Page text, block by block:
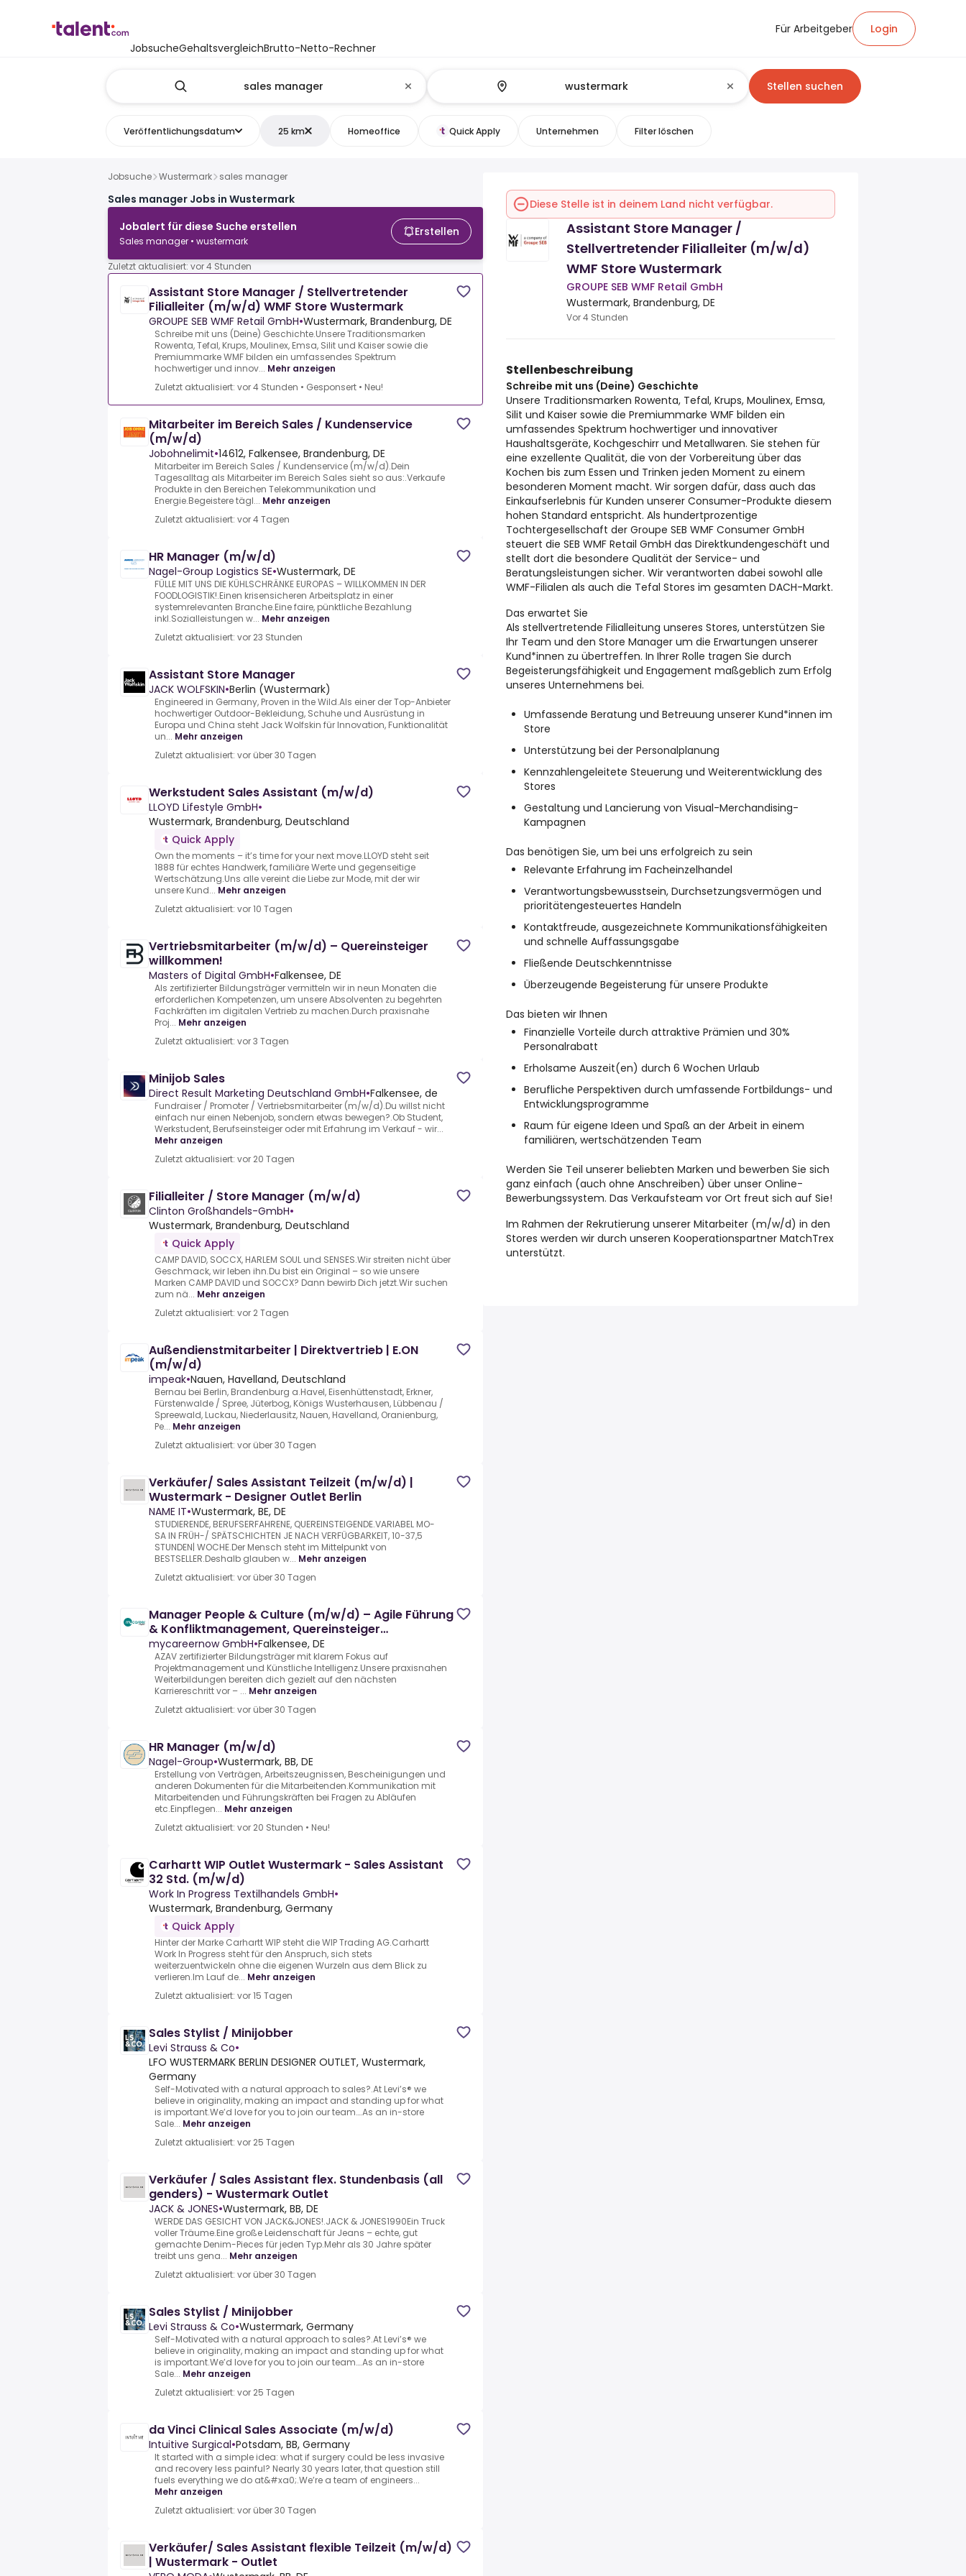
JobsucheGehaltsvergleichBrutto-Netto-Rechner
Für Arbeitgeber Login
Stellen suchen
Veröffentlichungsdatum 25 km Homeoffice Quick Apply Unternehmen Filter löschen
Jobsuche Wustermark sales manager
Sales manager Jobs in Wustermark
Jobalert für diese Suche erstellen
Sales manager • wustermark
Erstellen
Zuletzt aktualisiert: vor 4 Stunden
Assistant Store Manager / Stellvertretender
Filialleiter (m/w/d) WMF Store Wustermark
GROUPE SEB WMF Retail GmbH•Wustermark, Brandenburg, DE
Schreibe mit uns (Deine) Geschichte.Unsere Traditionsmarken
Rowenta, Tefal, Krups, Moulinex, Emsa, Silit und Kaiser sowie die
Premiummarke WMF bilden ein umfassendes Spektrum
hochwertiger und innov... Mehr anzeigen
Zuletzt aktualisiert: vor 4 Stunden • Gesponsert • Neu!
Mitarbeiter im Bereich Sales / Kundenservice
(m/w/d)
Jobohnelimit•14612, Falkensee, Brandenburg, DE
Mitarbeiter im Bereich Sales / Kundenservice (m/w/d).Dein
Tagesalltag als Mitarbeiter im Bereich Sales sieht so aus:.Verkaufe
Produkte in den Bereichen Telekommunikation und
Energie.Begeistere tägl... Mehr anzeigen
Zuletzt aktualisiert: vor 4 Tagen
HR Manager (m/w/d)
Nagel-Group Logistics SE•Wustermark, DE
FÜLLE MIT UNS DIE KÜHLSCHRÄNKE EUROPAS – WILLKOMMEN IN DER
FOODLOGISTIK!.Einen krisensicheren Arbeitsplatz in einer
systemrelevanten Branche.Eine faire, pünktliche Bezahlung
inkl.Sozialleistungen w... Mehr anzeigen
Zuletzt aktualisiert: vor 23 Stunden
Assistant Store Manager
JACK WOLFSKIN•Berlin (Wustermark)
Engineered in Germany, Proven in the Wild.Als einer der Top-Anbieter
hochwertiger Outdoor-Bekleidung, Schuhe und Ausrüstung in
Europa und China steht Jack Wolfskin für Innovation, Funktionalität
un... Mehr anzeigen
Zuletzt aktualisiert: vor über 30 Tagen
Werkstudent Sales Assistant (m/w/d)
LLOYD Lifestyle GmbH•
Wustermark, Brandenburg, Deutschland
Quick Apply
Own the moments – it’s time for your next move.LLOYD steht seit
1888 für echtes Handwerk, familiäre Werte und gegenseitige
Wertschätzung.Uns alle vereint die Liebe zur Mode, mit der wir
unsere Kund... Mehr anzeigen
Zuletzt aktualisiert: vor 10 Tagen
Vertriebsmitarbeiter (m/w/d) – Quereinsteiger
willkommen!
Masters of Digital GmbH•Falkensee, DE
Als zertifizierter Bildungsträger vermitteln wir in neun Monaten die
erforderlichen Kompetenzen, um unsere Absolventen zu begehrten
Fachkräften im digitalen Vertrieb zu machen.Durch praxisnahe
Proj... Mehr anzeigen
Zuletzt aktualisiert: vor 3 Tagen
Minijob Sales
Direct Result Marketing Deutschland GmbH•Falkensee, de
Fundraiser / Promoter / Vertriebsmitarbeiter (m/w/d).Du willst nicht
einfach nur einen Nebenjob, sondern etwas bewegen?.Ob Student,
Werkstudent, Berufseinsteiger oder mit Erfahrung im Verkauf - wir...
Mehr anzeigen
Zuletzt aktualisiert: vor 20 Tagen
Filialleiter / Store Manager (m/w/d)
Clinton Großhandels-GmbH•
Wustermark, Brandenburg, Deutschland
Quick Apply
CAMP DAVID, SOCCX, HARLEM SOUL und SENSES.Wir streiten nicht über
Geschmack, wir leben ihn.Du bist ein Original – so wie unsere
Marken CAMP DAVID und SOCCX? Dann bewirb Dich jetzt.Wir suchen
zum nä... Mehr anzeigen
Zuletzt aktualisiert: vor 2 Tagen
Außendienstmitarbeiter | Direktvertrieb | E.ON
(m/w/d)
impeak•Nauen, Havelland, Deutschland
Bernau bei Berlin, Brandenburg a.Havel, Eisenhüttenstadt, Erkner,
Fürstenwalde / Spree, Jüterbog, Königs Wusterhausen, Lübbenau /
Spreewald, Luckau, Niederlausitz, Nauen, Havelland, Oranienburg,
Pe... Mehr anzeigen
Zuletzt aktualisiert: vor über 30 Tagen
Verkäufer/ Sales Assistant Teilzeit (m/w/d) |
Wustermark - Designer Outlet Berlin
NAME IT•Wustermark, BE, DE
STUDIERENDE, BERUFSERFAHRENE, QUEREINSTEIGENDE.VARIABEL MO-
SA IN FRÜH-/ SPÄTSCHICHTEN JE NACH VERFÜGBARKEIT, 10-37,5
STUNDEN| WOCHE.Der Mensch steht im Mittelpunkt von
BESTSELLER.Deshalb glauben w... Mehr anzeigen
Zuletzt aktualisiert: vor über 30 Tagen
Manager People & Culture (m/w/d) – Agile Führung
& Konfliktmanagement, Quereinsteiger
willkommen!
mycareernow GmbH•Falkensee, DE
AZAV zertifizierter Bildungsträger mit klarem Fokus auf
Projektmanagement und Künstliche Intelligenz.Unsere praxisnahen
Weiterbildungen bereiten dich gezielt auf den nächsten
Karriereschritt vor – ... Mehr anzeigen
Zuletzt aktualisiert: vor über 30 Tagen
HR Manager (m/w/d)
Nagel-Group•Wustermark, BB, DE
Erstellung von Verträgen, Arbeitszeugnissen, Bescheinigungen und
anderen Dokumenten für die Mitarbeitenden.Kommunikation mit
Mitarbeitenden und Führungskräften bei Fragen zu Abläufen
etc.Einpflegen... Mehr anzeigen
Zuletzt aktualisiert: vor 20 Stunden • Neu!
Carhartt WIP Outlet Wustermark - Sales Assistant
32 Std. (m/w/d)
Work In Progress Textilhandels GmbH•
Wustermark, Brandenburg, Germany
Quick Apply
Hinter der Marke Carhartt WIP steht die WIP Trading AG.Carhartt
Work In Progress steht für den Anspruch, sich stets
weiterzuentwickeln ohne die eigenen Wurzeln aus dem Blick zu
verlieren.Im Lauf de... Mehr anzeigen
Zuletzt aktualisiert: vor 15 Tagen
Sales Stylist / Minijobber
Levi Strauss & Co•
LFO WUSTERMARK BERLIN DESIGNER OUTLET, Wustermark,
Germany
Self-Motivated with a natural approach to sales?.At Levi’s® we
believe in originality, making an impact and standing up for what
is important.We’d love for you to join our team….As an in-store
Sale... Mehr anzeigen
Zuletzt aktualisiert: vor 25 Tagen
Verkäufer / Sales Assistant flex. Stundenbasis (all
genders) - Wustermark Outlet
JACK & JONES•Wustermark, BB, DE
WERDE DAS GESICHT VON JACK&JONES!.JACK & JONES1990Ein Truck
voller Träume.Eine große Leidenschaft für Jeans – echte, gut
gemachte Denim-Pieces für jeden Typ.Mehr als 30 Jahre später
treibt uns gena... Mehr anzeigen
Zuletzt aktualisiert: vor über 30 Tagen
Sales Stylist / Minijobber
Levi Strauss & Co•Wustermark, Germany
Self-Motivated with a natural approach to sales?.At Levi’s® we
believe in originality, making an impact and standing up for what
is important.We’d love for you to join our team….As an in-store
Sale... Mehr anzeigen
Zuletzt aktualisiert: vor 25 Tagen
da Vinci Clinical Sales Associate (m/w/d)
Intuitive Surgical•Potsdam, BB, Germany
It started with a simple idea: what if surgery could be less invasive
and recovery less painful? Nearly 30 years later, that question still
fuels everything we do at&#xa0;.We’re a team of engineers...
Mehr anzeigen
Zuletzt aktualisiert: vor über 30 Tagen
Verkäufer/ Sales Assistant flexible Teilzeit (m/w/d)
| Wustermark - Outlet
Diese Stelle ist in deinem Land nicht verfügbar.
Assistant Store Manager /
Stellvertretender Filialleiter (m/w/d)
WMF Store Wustermark
GROUPE SEB WMF Retail GmbH
Wustermark, Brandenburg, DE
Vor 4 Stunden
Stellenbeschreibung
Schreibe mit uns (Deine) Geschichte
Unsere Traditionsmarken Rowenta, Tefal, Krups, Moulinex, Emsa,
Silit und Kaiser sowie die Premiummarke WMF bilden ein
umfassendes Spektrum hochwertiger und innovativer
Haushaltsgeräte, Kochgeschirr und Metallwaren. Sie stehen für
eine exzellente Qualität, die von der Vorbereitung über das
Kochen bis zum Essen und Trinken jeden Moment zu einem
besonderen Moment macht. Wir sorgen dafür, dass auch das
Einkaufserlebnis für Kunden unserer Consumer-Produkte diesem
hohen Standard entspricht. Als hundertprozentige
Tochtergesellschaft der Groupe SEB WMF Consumer GmbH
steuert die SEB WMF Retail GmbH das Direktkundengeschäft und
stellt dort die besondere Qualität der Service- und
Beratungsleistungen sicher. Wir verantworten dabei sowohl alle
WMF-Filialen als auch die Tefal Stores im gesamten DACH-Markt.
Das erwartet Sie
Als stellvertretende Filialleitung unseres Stores, unterstützen Sie
Ihr Team und den Store Manager um die Erwartungen unserer
Kund*innen zu übertreffen. In Ihrer Rolle tragen Sie durch
Begeisterungsfähigkeit und Engagement maßgeblich zum Erfolg
unseres Unternehmens bei.
Umfassende Beratung und Betreuung unserer Kund*innen im
Store
Unterstützung bei der Personalplanung
Kennzahlengeleitete Steuerung und Weiterentwicklung des
Stores
Gestaltung und Lancierung von Visual-Merchandising-
Kampagnen
Das benötigen Sie, um bei uns erfolgreich zu sein
Relevante Erfahrung im Facheinzelhandel
Verantwortungsbewusstsein, Durchsetzungsvermögen und
prioritätengesteuertes Handeln
Kontaktfreude, ausgezeichnete Kommunikationsfähigkeiten
und schnelle Auffassungsgabe
Fließende Deutschkenntnisse
Überzeugende Begeisterung für unsere Produkte
Das bieten wir Ihnen
Finanzielle Vorteile durch attraktive Prämien und 30%
Personalrabatt
Erholsame Auszeit(en) durch 6 Wochen Urlaub
Berufliche Perspektiven durch umfassende Fortbildungs- und
Entwicklungsprogramme
Raum für eigene Ideen und Spaß an der Arbeit in einem
familiären, wertschätzenden Team
Werden Sie Teil unserer beliebten Marken und bewerben Sie sich
ganz einfach (auch ohne Anschreiben) über unser Online-
Bewerbungssystem. Das Verkaufsteam vor Ort freut sich auf Sie!
Im Rahmen der Rekrutierung unserer Mitarbeiter (m/w/d) in den
Stores werden wir durch unseren Kooperationspartner MatchTrex
unterstützt.